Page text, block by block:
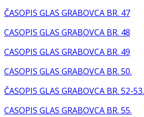
ČASOPIS GLAS GRABOVCA BR. 47
CASOPIS GLAS GRABOVCA BR. 48
CASOPIS GLAS GRABOVCA BR. 49
CASOPIS GLAS GRABOVCA BR. 50.
ČASOPIS GLAS GRABOVCA BR. 52-53.
CASOPIS GLAS GRABOVCA BR. 55.